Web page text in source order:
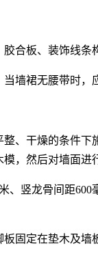
合板、装饰线条
墙裙无腰带时
、干燥的条件
，然后对墙面进
、竖龙骨间距
固定在垫木及墙